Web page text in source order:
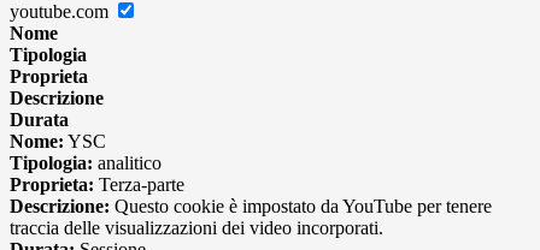
youtube.com
Nome
Tipologia
Proprieta
Descrizione
Durata
Nome: YSC
Tipologia: analitico
Proprieta: Terza-parte
Descrizione: Questo cookie è impostato da YouTube per tenere
traccia delle visualizzazioni dei video incorporati.